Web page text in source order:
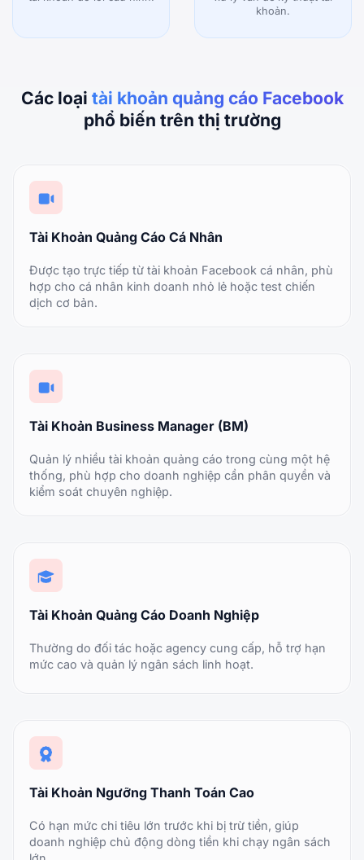
khoản.
Các loại tài khoản quảng cáo Facebook
phổ biến trên thị trường
Tài Khoản Quảng Cáo Cá Nhân
Được tạo trực tiếp từ tài khoản Facebook cá nhân, phù
hợp cho cá nhân kinh doanh nhỏ lẻ hoặc test chiến
dịch cơ bản.
Tài Khoản Business Manager (BM)
Quản lý nhiều tài khoản quảng cáo trong cùng một hệ
thống, phù hợp cho doanh nghiệp cần phân quyền và
kiểm soát chuyên nghiệp.
Tài Khoản Quảng Cáo Doanh Nghiệp
Thường do đối tác hoặc agency cung cấp, hỗ trợ hạn
mức cao và quản lý ngân sách linh hoạt.
Tài Khoản Ngưỡng Thanh Toán Cao
Có hạn mức chi tiêu lớn trước khi bị trừ tiền, giúp
doanh nghiệp chủ động dòng tiền khi chạy ngân sách